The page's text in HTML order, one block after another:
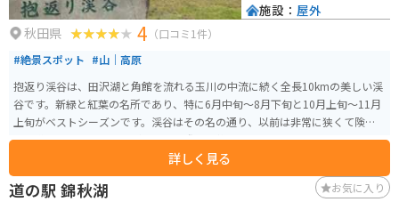
秋田県 4 （口コミ1件）
#絶景スポット #山｜高原
抱返り渓谷は、田沢湖と角館を流れる玉川の中流に続く全長10kmの美しい渓
谷です。新緑と紅葉の名所であり、特に6月中旬～8月下旬と10月上旬～11月
上旬がベストシーズンです。渓谷はその名の通り、以前は非常に狭くて険し
い山道だったため、人々がすれ違う際には抱きかかえるようにしなければな
らなかったことから「抱返り」と名付けられました。 主要な見どころには
「回顧の滝」があり、その美しさから何度も振り返りたくなるとされていま
す。遊歩道が整備されており、約40分の散策で多くの美しいスポットを楽し
詳しく見る
施設： 屋外
道の駅 錦秋湖 お気に入り